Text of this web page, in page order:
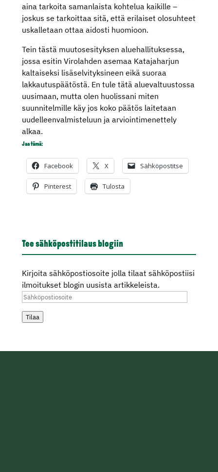
aina tarkoita samanlaista kohtelua kaikille –
joskus se tarkoittaa sitä, että erilaiset olosuhteet
uskalletaan ottaa aidosti huomioon.
Tein tästä muutosesityksen aluehallituksessa,
jossa esitin Virolahden asemaa Katajaharjun
kaltaiseksi lisäselvityksineen eikä suoraa
lakkautuspäätöstä. En tule tätä aluevaltuustossa
uusimaan, mutta olen huolissani miten
suunnitelmille käy jos koko päätös laitetaan
uudelleenvalmisteluun ja arviointimenettely
alkaa.
Jaa tämä:
Facebook X Sähköpostitse
Pinterest Tulosta
Tee sähköpostitilaus blogiin
Kirjoita sähköpostiosoite jolla tilaat sähköpostiisi
ilmoitukset blogin uusista artikkeleista.
Sähköpostiosoite
Tilaa